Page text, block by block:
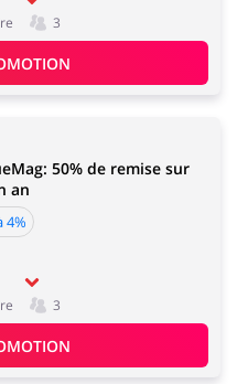
3
50% de remise sur
an
4%
3